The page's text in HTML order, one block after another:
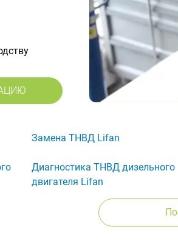
Замена ТНВД Lifan
Диагностика ТНВД дизельного
двигателя Lifan